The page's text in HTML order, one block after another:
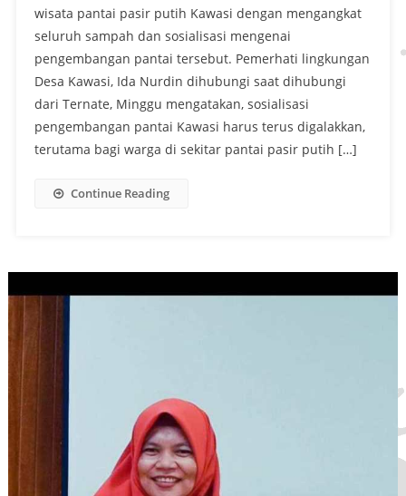
wisata pantai pasir putih Kawasi dengan mengangkat
seluruh sampah dan sosialisasi mengenai
pengembangan pantai tersebut. Pemerhati lingkungan
Desa Kawasi, Ida Nurdin dihubungi saat dihubungi
dari Ternate, Minggu mengatakan, sosialisasi
pengembangan pantai Kawasi harus terus digalakkan,
terutama bagi warga di sekitar pantai pasir putih […]
Continue Reading